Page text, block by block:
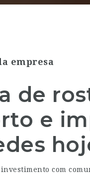
empresa
de
e
com